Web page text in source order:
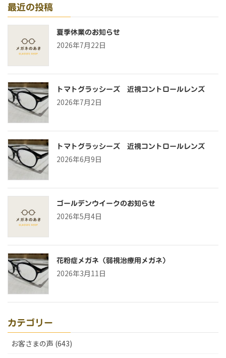
最近の投稿
夏季休業のお知らせ
2026年7月22日
トマトグラッシーズ 近視コントロールレンズ
2026年7月2日
トマトグラッシーズ 近視コントロールレンズ
2026年6月9日
ゴールデンウイークのお知らせ
2026年5月4日
花粉症メガネ（弱視治療用メガネ）
2026年3月11日
カテゴリー
お客さまの声 (643)